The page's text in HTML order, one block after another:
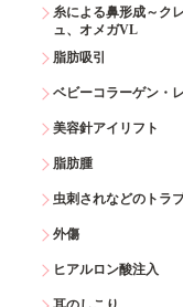
糸による鼻形成～ク
ュ、オメガVL
脂肪吸引
ベビーコラーゲン・
美容針アイリフト
脂肪腫
虫刺されなどのトラ
外傷
ヒアルロン酸注入